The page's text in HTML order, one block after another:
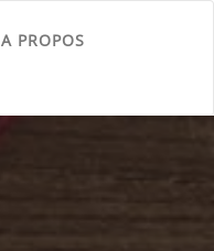
A PROPOS